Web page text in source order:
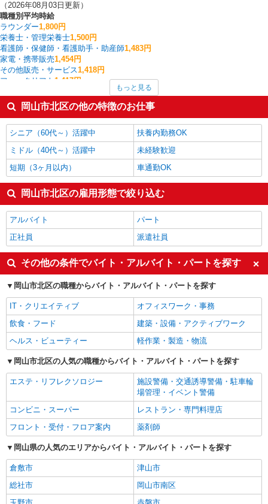
（2026年08月03日更新）
職種別平均時給
ラウンダー1,800円
栄養士・管理栄養士1,500円
看護師・保健師・看護助手・助産師1,483円
家電・携帯販売1,454円
その他販売・サービス1,418円
フォークリフト 1,417円
その他介護・福祉1,350円
梱包・仕分け・ピッキング 1,344円
介護職・ヘルパー1,340円
岡山市北区の他の職種の平均時給を見る
もっと見る
岡山市北区の他の特徴のお仕事
シニア（60代～）活躍中
扶養内勤務OK
ミドル（40代～）活躍中
未経験歓迎
短期（3ヶ月以内）
車通勤OK
岡山市北区の雇用形態で絞り込む
アルバイト
パート
正社員
派遣社員
その他の条件でバイト・アルバイト・パートを探す
岡山市北区の職種からバイト・アルバイト・パートを探す
IT・クリエイティブ
オフィスワーク・事務
飲食・フード
建築・設備・アクティブワーク
ヘルス・ビューティー
軽作業・製造・物流
岡山市北区の人気の職種からバイト・アルバイト・パートを探す
エステ・リフレクソロジー
施設警備・交通誘導警備・駐車輪
場管理・イベント警備
コンビニ・スーパー
レストラン・専門料理店
フロント・受付・フロア案内
薬剤師
岡山県の人気のエリアからバイト・アルバイト・パートを探す
倉敷市
津山市
総社市
岡山市南区